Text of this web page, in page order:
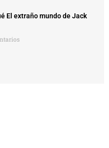
El extraño mundo de Jack